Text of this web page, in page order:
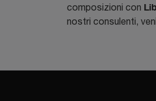
composizioni con
nostri consulenti,